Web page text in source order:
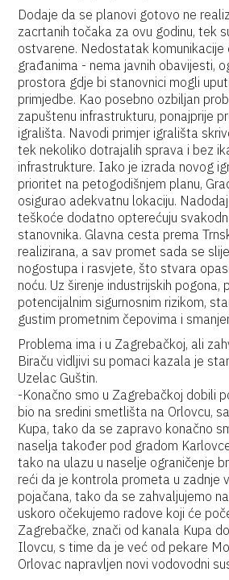
Dodaje da se planovi gotovo ne
zacrtanih točaka za ovu godinu, tek
ostvarene. Nedostatak komunikacije
građanima - nema javnih obavijesti,
prostora gdje bi stanovnici mogli
primjedbe. Kao posebno ozbiljan
zapuštenu infrastrukturu, ponajprije
igrališta. Navodi primjer igrališta
tek nekoliko dotrajalih sprava i bez
infrastrukture. Iako je izrada novog
prioritet na petogodišnjem planu,
osigurao adekvatnu lokaciju.
teškoće dodatno opterećuju
stanovnika. Glavna cesta prema
realizirana, a sav promet sada se
nogostupa i rasvjete, što stvara
noću. Uz širenje industrijskih pogona,
potencijalnim sigurnosnim rizikom,
gustim prometnim čepovima i
Problema ima i u Zagrebačkoj, ali
Biraču vidljivi su pomaci kazala je
Uzelac Guštin.
-Konačno smo u Zagrebačkoj dobili
bio na sredini smetlišta na Orlovcu,
Kupa, tako da se zapravo konačno
naselja također pod gradom
tako na ulazu u naselje ograničenje
reći da je kontrola prometa u zadnje
pojačana, tako da se zahvaljujemo
uskoro očekujemo radove koji će
Zagrebačke, znači od kanala Kupa
Ilovcu, s time da je već od pekare
Orlovac napravljen novi vodovodni